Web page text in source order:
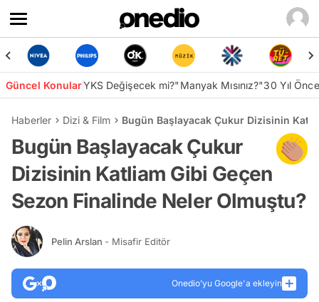
Güncel KonularYKS Değişecek mi?"Manyak Mısınız?"30 Yıl
Haberler Dizi & Film Bugün Başlayacak Çukur Dizisinin
Bugün Başlayacak Çukur
Dizisinin Katliam Gibi Geçen
Sezon Finalinde Neler Olmuştu?
Pelin Arslan - Misafir Editör
Onedio’yu Google'a ekleyin